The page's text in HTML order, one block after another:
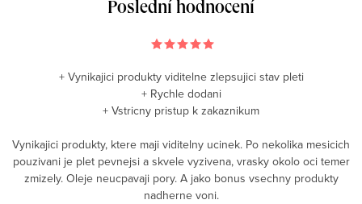
Poslední hodnocení
+ Vynikajici produkty viditelne zlepsujici stav pleti
+ Rychle dodani
+ Vstricny pristup k zakaznikum
Vynikajici produkty, ktere maji viditelny ucinek. Po nekolika mesicich
pouzivani je plet pevnejsi a skvele vyzivena, vrasky okolo oci temer
zmizely. Oleje neucpavaji pory. A jako bonus vsechny produkty
nadherne voni.